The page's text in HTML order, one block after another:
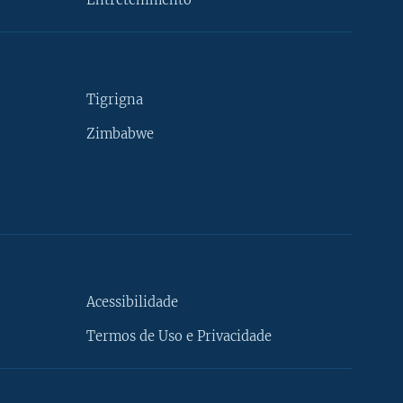
Tigrigna
Zimbabwe
Acessibilidade
Termos de Uso e Privacidade